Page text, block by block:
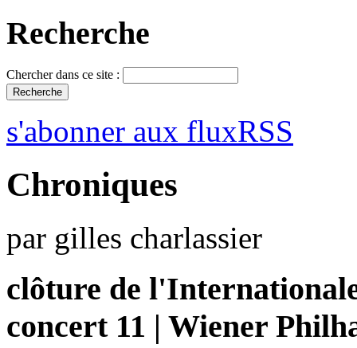
Recherche
Chercher dans ce site :
s'abonner aux fluxRSS
Chroniques
par gilles charlassier
clôture de
concert 11 | Wiener